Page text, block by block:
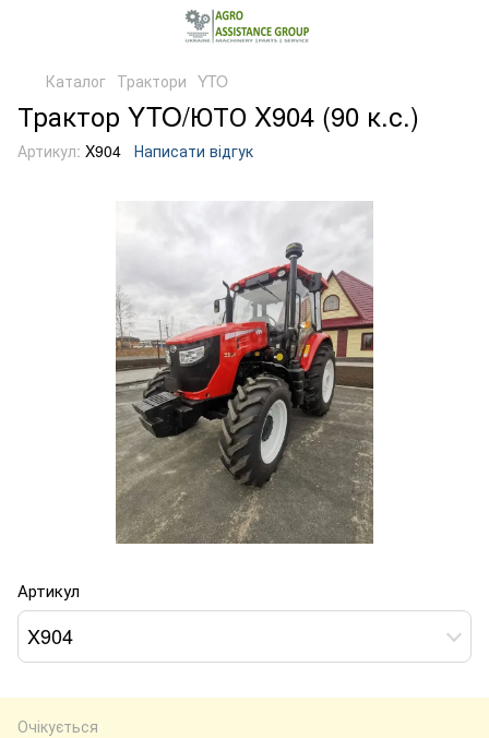
Каталог Трактори YTO
Трактор YTO/ЮТО X904 (90 к.с.)
Артикул: X904 Написати відгук
Артикул
X904
Очікується